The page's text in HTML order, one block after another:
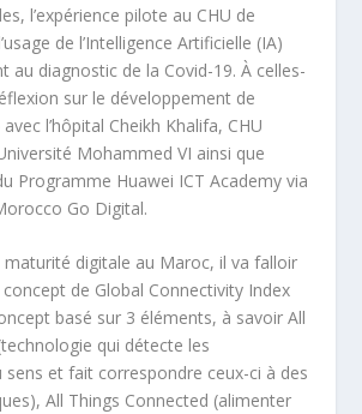
l’expérience pilote au CHU de
de l’Intelligence Artificielle (IA)
au diagnostic de la Covid-19. À celles-
sur le développement de
avec l’hôpital Cheikh Khalifa, CHU
Mohammed VI ainsi que
Programme Huawei ICT Academy via
Go Digital.
maturité digitale au Maroc, il va falloir
de Global Connectivity Index
basé sur 3 éléments, à savoir All
qui détecte les
et fait correspondre ceux-ci à des
All Things Connected (alimenter